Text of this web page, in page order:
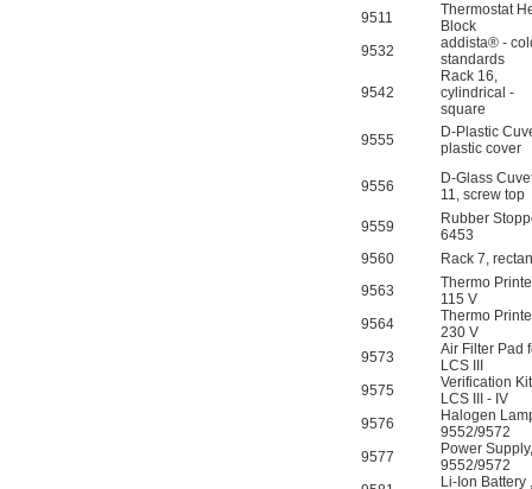
9511
Thermostat
Block
9532
addista® -
standards
9542
Rack 16,
cylindrical -
square
9555
D-Plastic
plastic cover
9556
D-Glass
11, screw top
9559
Rubber
6453
9560
Rack 7,
9563
Thermo
115 V
9564
Thermo
230 V
9573
Air Filter Pad
LCS III
9575
Verification
LCS III - IV
9576
Halogen
9552/9572
9577
Power Supply,
9552/9572
Li-Ion Battery ,